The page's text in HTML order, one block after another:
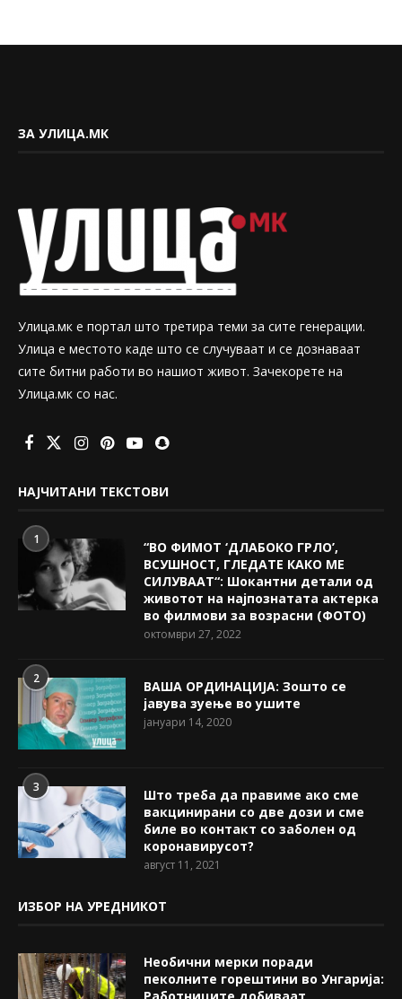
ЗА УЛИЦА.МК
Улица.мк е портал што третира теми за сите генерации.
Улица е местото каде што се случуваат и се дознаваат
сите битни работи во нашиот живот. Зачекорете на
Улица.мк со нас.
НАЈЧИТАНИ ТЕКСТОВИ
1
“ВО ФИМОТ ‘ДЛАБОКО ГРЛО’,
ВСУШНОСТ, ГЛЕДАТЕ КАКО МЕ
СИЛУВААТ“: Шокантни детали од
животот на најпознатата актерка
во филмови за возрасни (ФОТО)
октомври 27, 2022
2
ВАША ОРДИНАЦИЈА: Зошто се
јавува зуење во ушите
јануари 14, 2020
3
Што треба да правиме ако сме
вакцинирани со две дози и сме
биле во контакт со заболен од
коронавирусот?
август 11, 2021
ИЗБОР НА УРЕДНИКОТ
Необични мерки поради
пеколните горештини во Унгарија: